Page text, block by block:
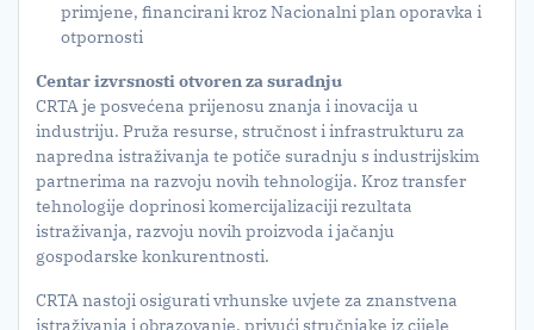
primjene, financirani kroz Nacionalni plan oporavka i
otpornosti
Centar izvrsnosti otvoren za suradnju
CRTA je posvećena prijenosu znanja i inovacija u
industriju. Pruža resurse, stručnost i infrastrukturu za
napredna istraživanja te potiče suradnju s industrijskim
partnerima na razvoju novih tehnologija. Kroz transfer
tehnologije doprinosi komercijalizaciji rezultata
istraživanja, razvoju novih proizvoda i jačanju
gospodarske konkurentnosti.
CRTA nastoji osigurati vrhunske uvjete za znanstvena